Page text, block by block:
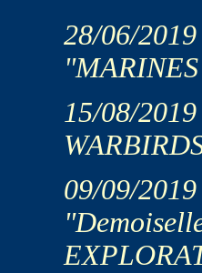
28/06/
15/08/
09/09/